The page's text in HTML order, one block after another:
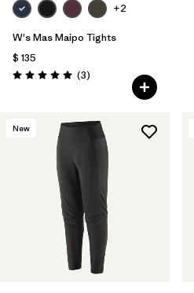
+2
W's Mas Maipo Tights
$ 135
Valoración: 5.0 / 5
(3Comentarios
)
New